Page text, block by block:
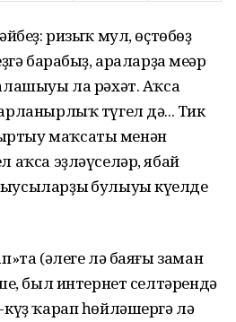
ризыҡ мул, өҫтөбөҙ
барабыҙ, араларҙа меңәр
ла рәхәт. Аҡсаң
түгел дә... Тик
маҡсаты менән
аҡса эҙләүселәр, ябай
булыуы күңелде
(әлеге лә баяғы заман
был интернет селтәрендә
ҡарап һөйләшергә лә